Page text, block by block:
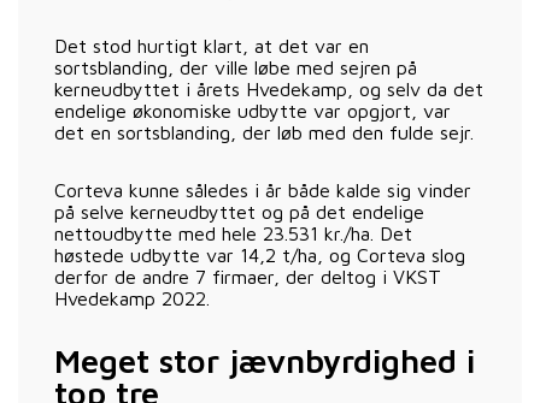
Det stod hurtigt klart, at det var en
sortsblanding, der ville løbe med sejren på
kerneudbyttet i årets Hvedekamp, og selv da det
endelige økonomiske udbytte var opgjort, var
det en sortsblanding, der løb med den fulde sejr.
Corteva kunne således i år både kalde sig vinder
på selve kerneudbyttet og på det endelige
nettoudbytte med hele 23.531 kr./ha. Det
høstede udbytte var 14,2 t/ha, og Corteva slog
derfor de andre 7 firmaer, der deltog i VKST
Hvedekamp 2022.
Meget stor jævnbyrdighed i
top tre